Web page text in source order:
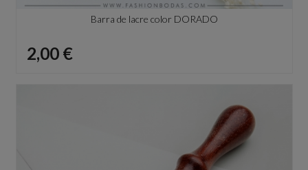
Barra de lacre color DORADO
Precio
2,00 €